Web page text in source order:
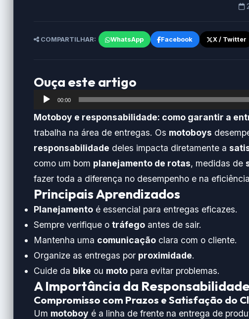
COMPARTILHAR: WhatsApp Facebook X / Twitter
Ouça este artigo
Tocador
de
áudio
00:00
Motoboy e responsabilidade: como garantir a
trabalha na área de entregas. Os motoboys
responsabilidade deles impacta diretamente a
como um bom planejamento de rotas, medidas de
fazer toda a diferença no desempenho e na
Principais Aprendizados
Planejamentoé essencial para entregas eficazes.
Sempre verifique o tráfegoantes de sair.
Mantenha uma comunicaçãoclara com o cliente.
Organize as entregas por proximidade.
Cuide da bike ou motopara evitar problemas.
A Importância da
Compromisso com Prazos e Satisfação do
Um motoboyé a linha de frente na entrega de